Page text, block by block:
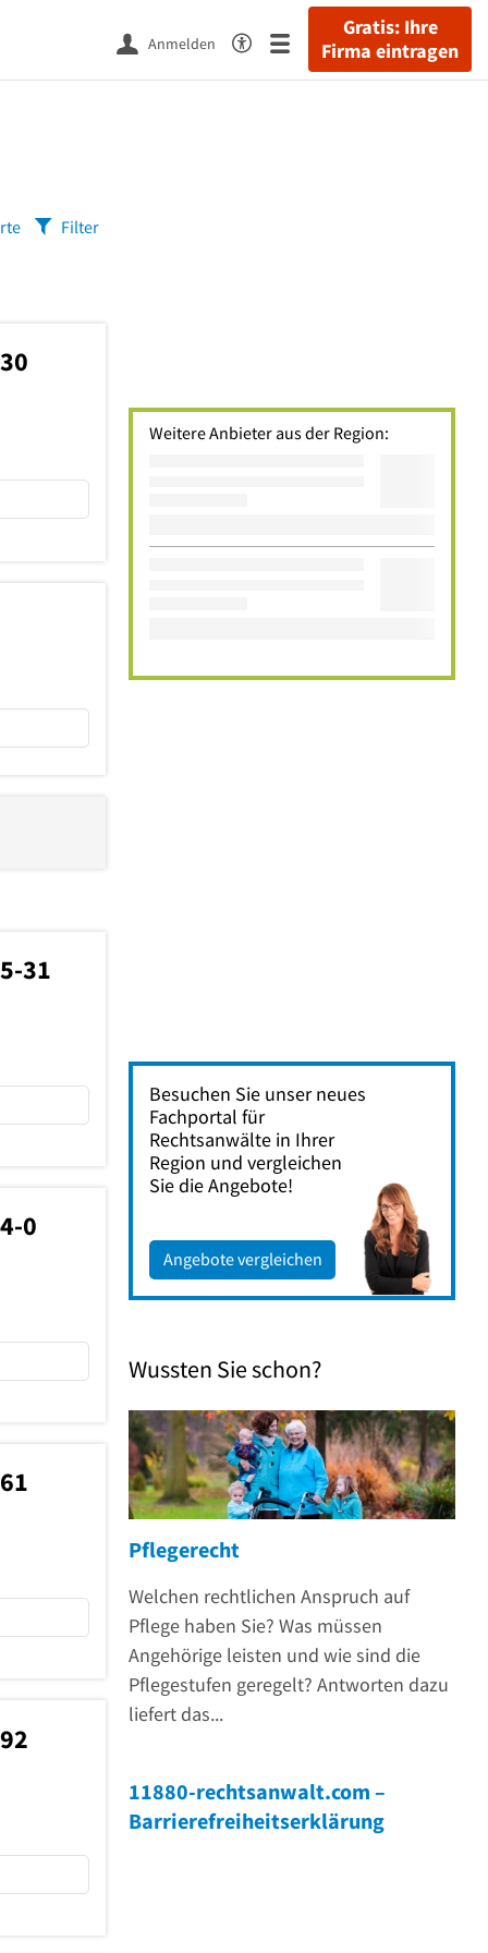
Gratis: Ihre
Firma eintragen
Anmelden
Filter
31
0
Weitere Anbieter aus der Region:
Besuchen Sie unser neues
Fachportal für
Rechtsanwälte in Ihrer
Region und vergleichen
Sie die Angebote!
Angebote vergleichen
Wussten Sie schon?
Pflegerecht
Welchen rechtlichen Anspruch auf
Pflege haben Sie? Was müssen
Angehörige leisten und wie sind die
Pflegestufen geregelt? Antworten dazu
liefert das...
11880-rechtsanwalt.com –
Barrierefreiheitserklärung